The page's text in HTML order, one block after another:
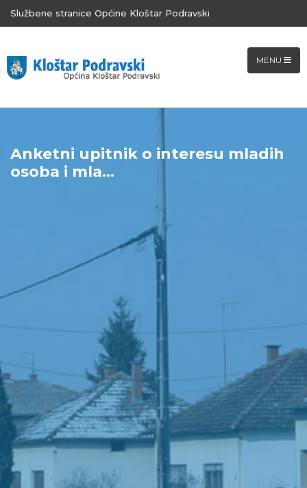
Službene stranice Općine Kloštar Podravski
MENU
Anketni upitnik o interesu mladih
osoba i mla...